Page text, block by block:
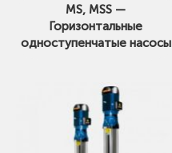
MS, MSS —
Горизонтальные
одноступенчатые насосы